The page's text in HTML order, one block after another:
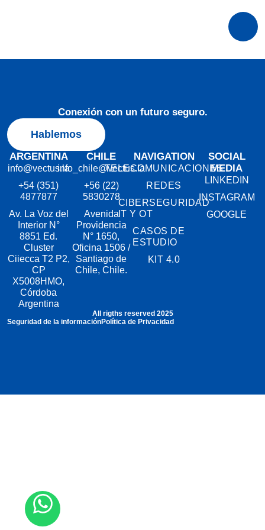
Conexión con un futuro seguro.
Hablemos
ARGENTINA
info@vectus.la
+54 (351)
4877877
Av. La Voz del
Interior N°
8851 Ed.
Cluster
Ciiecca T2 P2,
CP
X5008HMO,
Córdoba
Argentina
CHILE
info_chile@vectus.la
+56 (22)
5830278
Avenida
Providencia
N° 1650,
Oficina 1506 /
Santiago de
Chile, Chile.
NAVIGATION
TELECOMUNICACIONES
REDES
CIBERSEGURIDAD
IT Y OT
CASOS DE
ESTUDIO
KIT 4.0
SOCIAL
MEDIA
LINKEDIN
INSTAGRAM
GOOGLE
All rigths reserved 2025
Seguridad de la informaciónPolítica de Privacidad